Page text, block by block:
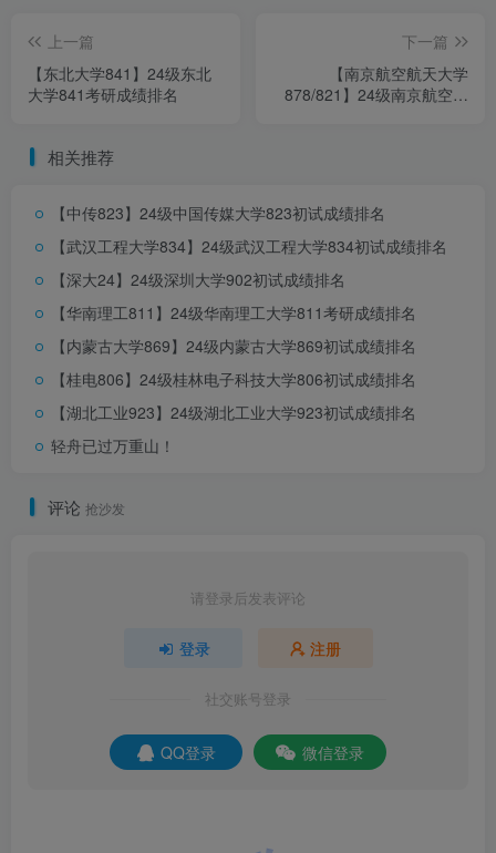
上一篇
【东北大学841】24级东北
大学841考研成绩排名
下一篇
【南京航空航天大学
878/821】24级南京航空航
相关推荐
【中传823】24级中国传媒大学823初试成绩排名
【武汉工程大学834】24级武汉工程大学834初试成绩排名
【深大24】24级深圳大学902初试成绩排名
【华南理工811】24级华南理工大学811考研成绩排名
【内蒙古大学869】24级内蒙古大学869初试成绩排名
【桂电806】24级桂林电子科技大学806初试成绩排名
【湖北工业923】24级湖北工业大学923初试成绩排名
轻舟已过万重山！
评论 抢沙发
请登录后发表评论
登录 注册
社交账号登录
QQ登录 微信登录